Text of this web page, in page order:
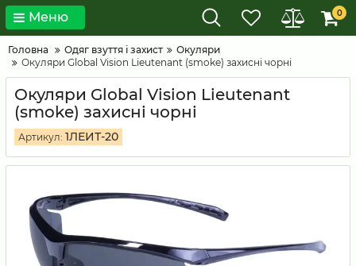
Меню 0
Головна Одяг взуття і захист
Окуляри
Окуляри Global Vision Lieutenant (smoke) захисні чорні
Окуляри Global Vision Lieutenant
(smoke) захисні чорні
Артикул: 1ЛЕИТ-20